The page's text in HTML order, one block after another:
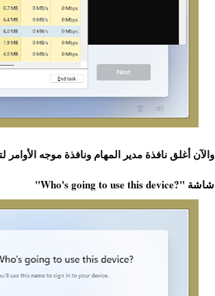
والآن أغلق نافذة مدير المهام ونافذة موجه
شاشة "?Who's going to use this device"